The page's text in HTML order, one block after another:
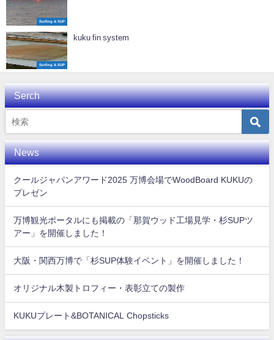
Surfing & SUP
Surfing & SUP
kuku fin system
Serch
News
クールジャパンアワード2025 万博会場でWoodBoard KUKUの
プレゼン
万博観光ポータルにも掲載の「那賀ウッド工場見学・杉SUPツ
アー」を開催しました！
大阪・関西万博で「杉SUP体験イベント」を開催しました！
オリジナル木製トロフィー・表彰立ての製作
KUKUプレート&BOTANICAL Chopsticks